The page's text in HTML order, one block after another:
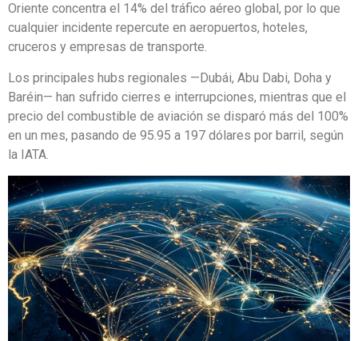
Oriente concentra el 14% del tráfico aéreo global, por lo que
cualquier incidente repercute en aeropuertos, hoteles,
cruceros y empresas de transporte.
Los principales hubs regionales —Dubái, Abu Dabi, Doha y
Baréin— han sufrido cierres e interrupciones, mientras que el
precio del combustible de aviación se disparó más del 100%
en un mes, pasando de 95.95 a 197 dólares por barril, según
la IATA.